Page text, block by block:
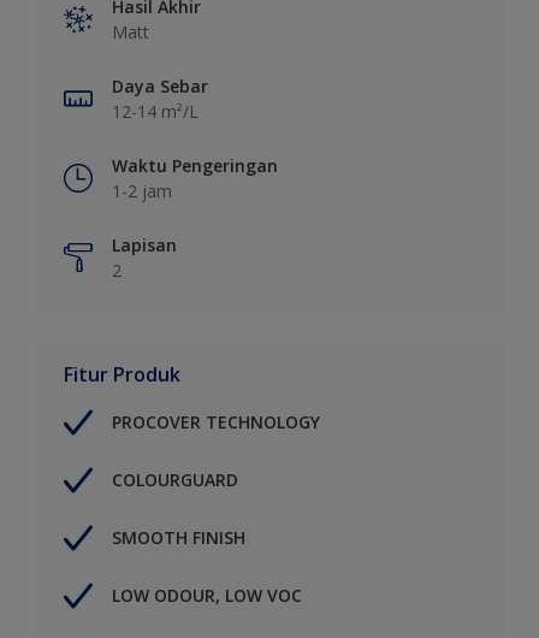
Hasil Akhir
Matt
Daya Sebar
12-14 m²/L
Waktu Pengeringan
1-2 jam
Lapisan
2
Fitur Produk
PROCOVER TECHNOLOGY
COLOURGUARD
SMOOTH FINISH
LOW ODOUR, LOW VOC